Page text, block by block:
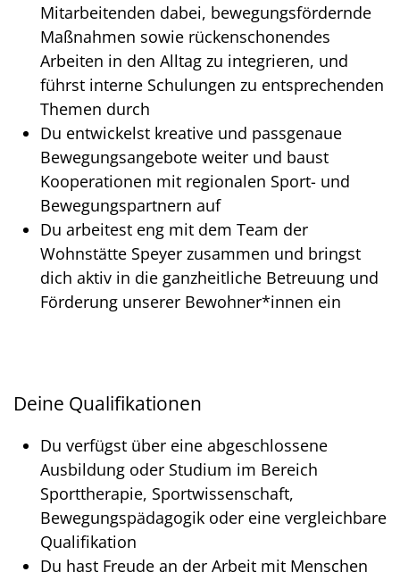
Mitarbeitenden dabei, bewegungsfördernde
Maßnahmen sowie rückenschonendes
Arbeiten in den Alltag zu integrieren, und
führst interne Schulungen zu entsprechenden
Themen durch
Du entwickelst kreative und passgenaue
Bewegungsangebote weiter und baust
Kooperationen mit regionalen Sport- und
Bewegungspartnern auf
Du arbeitest eng mit dem Team der
Wohnstätte Speyer zusammen und bringst
dich aktiv in die ganzheitliche Betreuung und
Förderung unserer Bewohner*innen ein
Deine Qualifikationen
Du verfügst über eine abgeschlossene
Ausbildung oder Studium im Bereich
Sporttherapie, Sportwissenschaft,
Bewegungspädagogik oder eine vergleichbare
Qualifikation
Du hast Freude an der Arbeit mit Menschen